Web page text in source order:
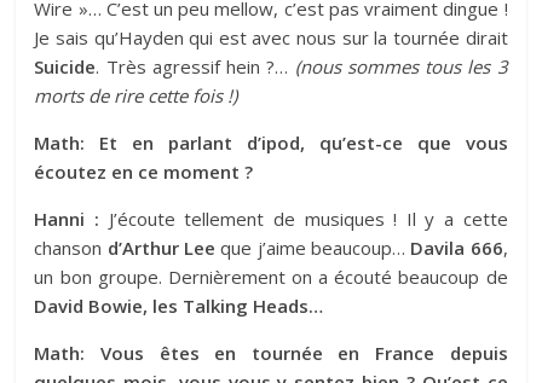
Wire »… C’est un peu mellow, c’est pas vraiment dingue !
Je sais qu’Hayden qui est avec nous sur la tournée dirait
Suicide. Très agressif hein ?… (nous sommes tous les 3
morts de rire cette fois !)
Math: Et en parlant d’ipod, qu’est-ce que vous
écoutez en ce moment ?
Hanni : J’écoute tellement de musiques ! Il y a cette
chanson d’Arthur Lee que j’aime beaucoup… Davila 666,
un bon groupe. Dernièrement on a écouté beaucoup de
David Bowie, les Talking Heads…
Math: Vous êtes en tournée en France depuis